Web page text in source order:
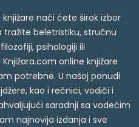
naći ćete širok izbor
tražite beletristiku, stručnu
psihologiji ili
online knjižare
potrebne. U našoj ponudi
kao i rečnici, vodiči i
saradnji sa vodećim
najnovija izdanja i sve